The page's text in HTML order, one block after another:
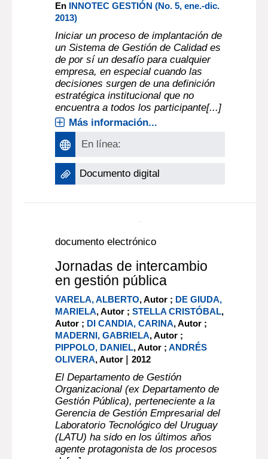
En INNOTEC GESTIÓN (No. 5, ene.-dic.
2013)
Iniciar un proceso de implantación de
un Sistema de Gestión de Calidad es
de por sí un desafío para cualquier
empresa, en especial cuando las
decisiones surgen de una definición
estratégica institucional que no
encuentra a todos los participante[...]
Más información...
En línea:
Documento digital
documento electrónico
Jornadas de intercambio
en gestión pública
VARELA, ALBERTO, Autor ; DE GIUDA,
MARIELA, Autor ;STELLA CRISTÓBAL,
Autor ; DI CANDIA, CARINA, Autor ;
MADERNI, GABRIELA, Autor ;
PIPPOLO, DANIEL, Autor ;ANDRÉS
OLIVERA, Autor |2012
El Departamento de Gestión
Organizacional (ex Departamento de
Gestión Pública), perteneciente a la
Gerencia de Gestión Empresarial del
Laboratorio Tecnológico del Uruguay
(LATU) ha sido en los últimos años
agente protagonista de los procesos